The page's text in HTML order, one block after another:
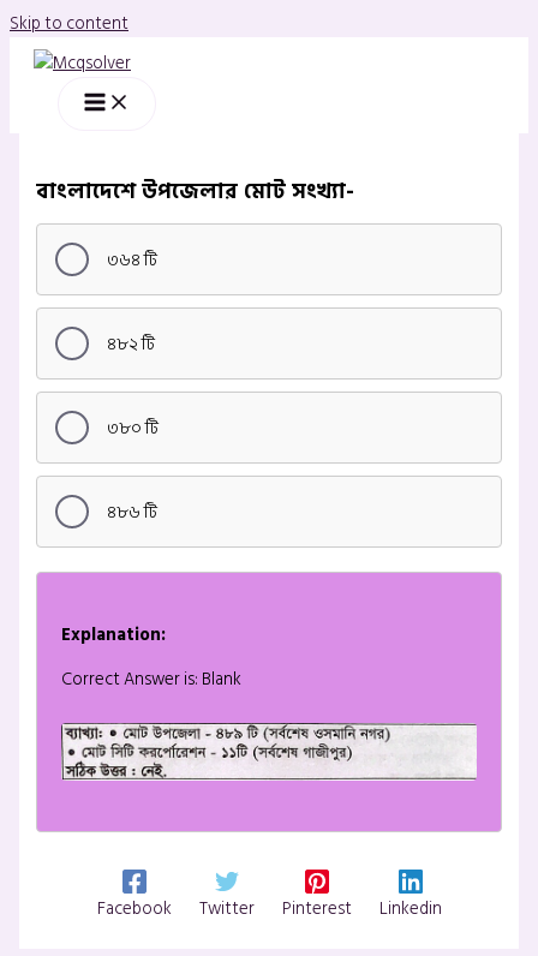
Skip to content
বাংলাদেশে উপজেলার মোট সংখ্যা-
৩৬৪ টি
৪৮২ টি
৩৮০ টি
৪৮৬ টি
Explanation:
Correct Answer is: Blank
Facebook Twitter Pinterest Linkedin